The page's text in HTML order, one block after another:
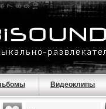
Видеоклипы